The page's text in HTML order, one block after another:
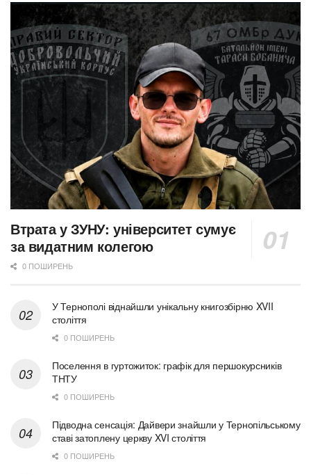
Втрата у ЗУНУ: університет сумує
за видатним колегою
0 ПОШИРЕНЬ
У Тернополі віднайшли унікальну книгозбірню XVII
століття
0 ПОШИРЕНЬ
Поселення в гуртожиток: графік для першокурсників
ТНТУ
0 ПОШИРЕНЬ
Підводна сенсація: Дайвери знайшли у Тернопільському
ставі затоплену церкву XVI століття
0 ПОШИРЕНЬ